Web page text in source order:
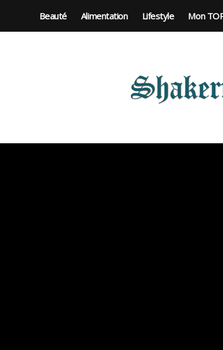
Beauté Alimentation Lifestyle Mon